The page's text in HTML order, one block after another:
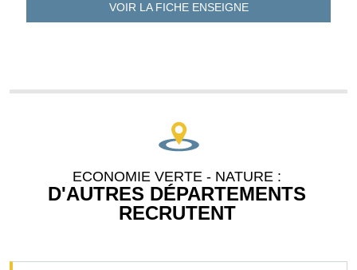
VOIR LA FICHEENSEIGNE
ECONOMIE VERTE - NATURE :
D'AUTRES DÉPARTEMENTS
RECRUTENT